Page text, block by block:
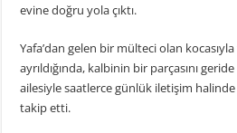
evine doğru yola çıktı.
Yafa’dan gelen bir mülteci olan kocasıyla
ayrıldığında, kalbinin bir parçasını
ailesiyle saatlerce günlük iletişim
takip etti.